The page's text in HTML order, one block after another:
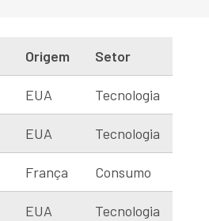
Origem Setor
EUA Tecnologia
EUA Tecnologia
França Consumo
EUA Tecnologia